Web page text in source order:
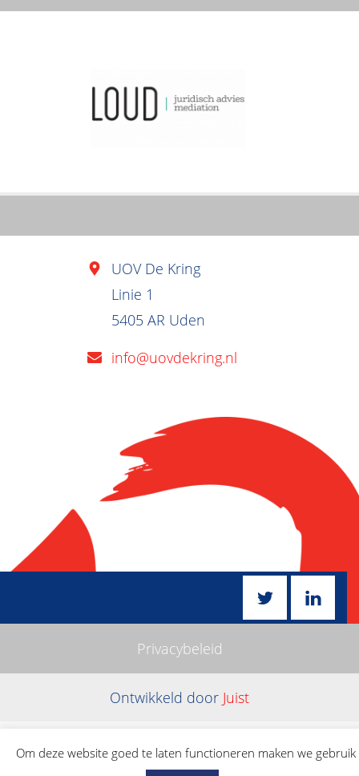
UOV De Kring
Linie 1
5405 AR Uden
info@uovdekring.nl
Privacybeleid
Ontwikkeld door Juist
Om deze website goed te laten functioneren maken we gebruik